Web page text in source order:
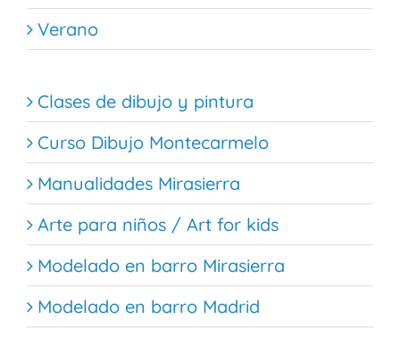
Verano
Clases de dibujo y pintura
Curso Dibujo Montecarmelo
Manualidades Mirasierra
Arte para niños / Art for kids
Modelado en barro Mirasierra
Modelado en barro Madrid